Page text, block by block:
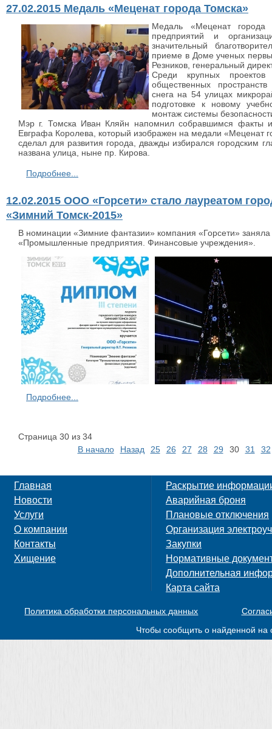
27.02.2015 Медаль «Меценат города Томска»
Медаль «Меценат города
предприятий и
значительный
приеме в Доме ученых
Резников, генеральный
Среди крупных
общественных
снега на 54 улицах
подготовке к новому
монтаж системы
Мэр г. Томска Иван Кляйн напомнил собравшимся факты
Евграфа Королева, который изображен на медали «Меценат
сделал для развития города, дважды избирался городским
названа улица, ныне пр. Кирова.
Подробнее...
12.02.2015 ООО «Горсети» стало лауреатом
«Зимний Томск-2015»
В номинации «Зимние фантазии» компания «Горсети» заняла
«Промышленные предприятия. Финансовые учреждения».
Подробнее...
Страница 30 из 34
В начало
Назад 25 26 27 28 29 30 31 32
Главная
Новости
Услуги
О компании
Контакты
Хищение
Раскрытие
Аварийная броня
Плановые отключения
Организация
Закупки
Нормативные
Дополнительная
Карта сайта
Политика обработки персональных данных
Чтобы сообщить о найденной на